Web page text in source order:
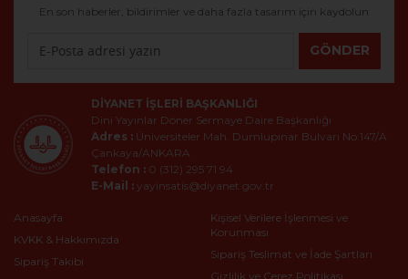
En son haberler, bildirimler ve daha fazla tasarım için kaydolun
GÖNDER
DIYANET İŞLERI BAŞKANLIĞI
Dini Yayınlar Döner Sermaye Daire Başkanlığı
Adres : Üniversiteler Mah. Dumlupınar Bulvarı No:147/A
Çankaya/ANKARA
Telefon : 0 (312) 295 71 94
E-Mail : yayinsatis@diyanet.gov.tr
Anasayfa
KVKK & Hakkımızda
Sipariş Takibi
Kişisel Verilere İşlenmesi ve
Korunması
Sipariş Teslimat ve İade Şartları
Gizlilik ve Çerez Politikası